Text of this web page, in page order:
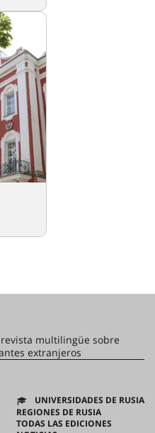
multilingüe sobre
UNIVERSIDADES DE RUSIA
ACUERDO DE USUARIO